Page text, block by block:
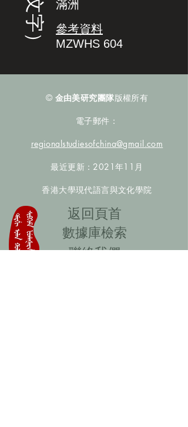
滿洲
參考資料
MZWHS 604
© 金由美研究團隊版權所有
電子郵件：
regionalstudiesofchina@gmail.com
最近更新：2021年11月
香港大學現代語言與文化學院
​返回頁首
數據庫檢索
聯絡我們